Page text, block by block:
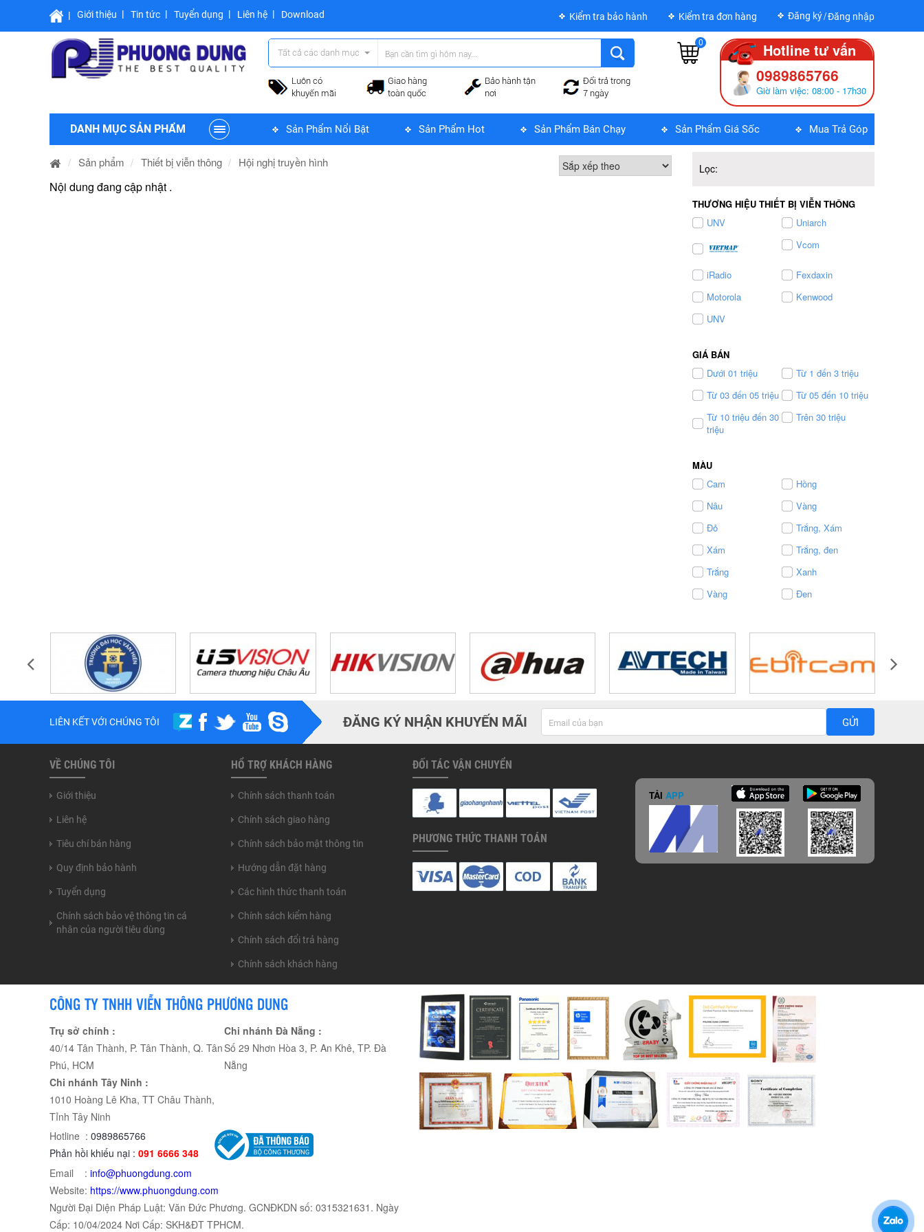
Giới thiệu Tin tức Tuyển dụng Liên hệ Download Kiểm tra bảo hành Kiểm tra đơn hàng Đăng ký Đăng nhập
Tất cả các danh mục
0
Luôn có
khuyến mãi
Giao hàng
toàn quốc
Bảo hành tận
nơi
Đổi trả trong
7 ngày
Hotline tư vấn
0989865766
Giờ làm việc: 08:00 - 17h30
DANH MỤC SẢN PHẨM Sản Phẩm Nổi Bật Sản Phẩm Hot Sản Phẩm Bán Chạy Sản Phẩm Giá Sốc Mua Trả Góp
Sản phẩm Thiết bị viễn thông Hội nghị truyền hình
Nội dung đang cập nhật .
Lọc:
THƯƠNG HIỆU THIẾT BỊ VIỄN THÔNG
UNV
Uniarch
Vcom
iRadio
Fexdaxin
Motorola
Kenwood
UNV
GIÁ BÁN
Dưới 01 triệu
Từ 1 đến 3 triệu
Từ 03 đến 05 triệu
Từ 05 đến 10 triệu
Từ 10 triệu đến 30
triệu
Trên 30 triệu
MÀU
Cam
Hồng
Nâu
Vàng
Đỏ
Trắng, Xám
Xám
Trắng, đen
Trắng
Xanh
Vàng
Đen
LIÊN KẾT VỚI CHÚNG TÔI ĐĂNG KÝ NHẬN KHUYẾN MÃI GỬI
VỀ CHÚNG TÔI
Giới thiệu
Liên hệ
Tiêu chí bán hàng
Quy định bảo hành
Tuyển dụng
Chính sách bảo vệ thông tin cá
nhân của người tiêu dùng
HỔ TRỢ KHÁCH HÀNG
Chính sách thanh toán
Chính sách giao hàng
Chính sách bảo mật thông tin
Hướng dẫn đặt hàng
Các hình thức thanh toán
Chính sách kiểm hàng
Chính sách đổi trả hàng
Chính sách khách hàng
ĐỐI TÁC VẬN CHUYỂN
PHƯƠNG THỨC THANH TOÁN
TẢI APP
CÔNG TY TNHH VIỄN THÔNG PHƯƠNG DUNG
Trụ sở chính :
40/14 Tân Thành, P. Tân Thành, Q. Tân
Phú, HCM
Chi nhánh Đà Nẵng :
Số 29 Nhơn Hòa 3, P. An Khê, TP. Đà
Nẵng
Chi nhánh Tây Ninh :
1010 Hoàng Lê Kha, TT Châu Thành,
Tỉnh Tây Ninh
Hotline : 0989865766
Phản hồi khiếu nại : 091 6666 348
Email : info@phuongdung.com
Website: https://www.phuongdung.com
Người Đại Diện Pháp Luật: Văn Đức Phương. GCNĐKDN số: 0315321631. Ngày
Cấp: 10/04/2024 Nơi Cấp: SKH&ĐT TPHCM.